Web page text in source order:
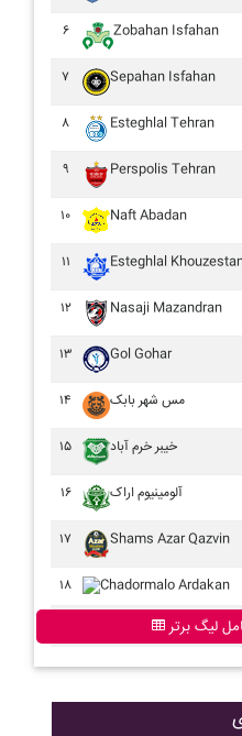
۶ Zobahan Isfahan
۷ Sepahan Isfahan
۸ Esteghlal Tehran
۹ Perspolis Tehran
۱۰ Naft Abadan
۱۱ Esteghlal
۱۲ Nasaji Mazandran
۱۳ Gol Gohar
۱۴ مس شهر بابک
۱۵ خيبر خرم آباد
۱۶ آلومينيوم اراک
۱۷ Shams Azar Qazvin
۱۸ Chadormalo Ardakan
لیگ برتر